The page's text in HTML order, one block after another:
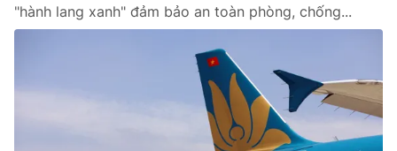
"hành lang xanh" đảm bảo an toàn phòng, chống...